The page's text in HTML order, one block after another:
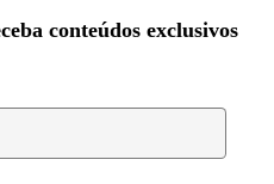
conteúdos exclusivos